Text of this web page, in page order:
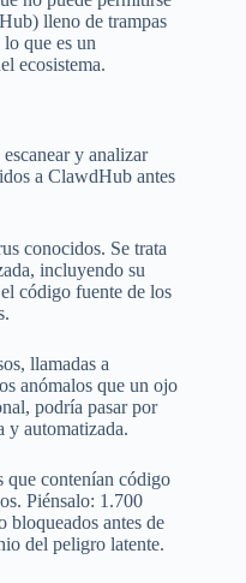
lleno de trampas
lo que es un
ecosistema.
y analizar
a ClawdHub antes
conocidos. Se trata
incluyendo su
código fuente de los
llamadas a
anómalos que un ojo
podría pasar por
y automatizada.
que contenían código
Piénsalo: 1.700
bloqueados antes de
del peligro latente.